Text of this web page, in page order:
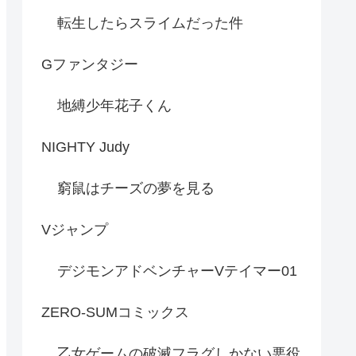
転生したらスライムだった件
Gファンタジー
地縛少年花子くん
NIGHTY Judy
窮鼠はチーズの夢を見る
Vジャンプ
デジモンアドベンチャーVテイマー01
ZERO-SUMコミックス